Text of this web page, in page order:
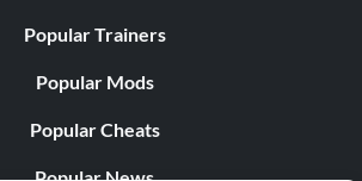
Popular Trainers
Popular Mods
Popular Cheats